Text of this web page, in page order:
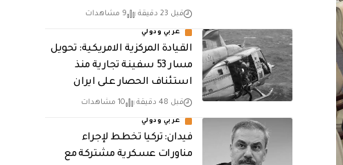
قبل 23 دقيقة 9 مشاهدات
عربي ودولي
القيادة المركزية الامريكية: تحويل
مسار 53 سفينة تجارية منذ
استئناف الحصار على ايران
قبل 48 دقيقة 10 مشاهدات
عربي ودولي
فيدان: تركيا تخطط لإجراء
مناورات عسكرية مشتركة مع